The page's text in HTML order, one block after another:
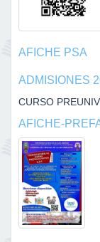
AFICHE PSA
ADMISIONES
CURSO
AFICHE-